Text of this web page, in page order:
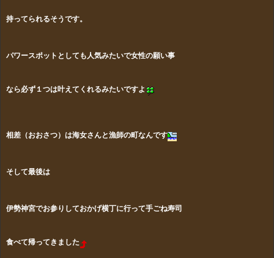
持ってられるそうです。
パワースポットとしても人気みたいで女性の願い事
なら必ず１つは叶えてくれるみたいですよ
相差（おおさつ）は海女さんと漁師の町なんです
そして最後は
伊勢神宮でお参りしておかげ横丁に行って手ごね寿司
食べて帰ってきました